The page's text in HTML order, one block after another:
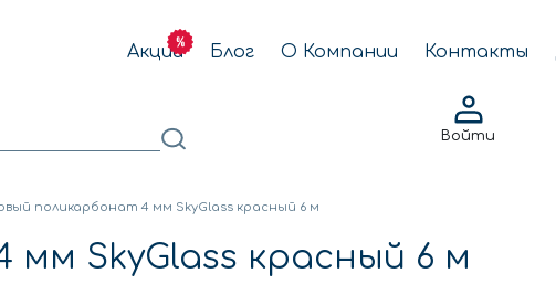
Акции Блог О Компании Контакты
Войти
поликарбонат 4 мм SkyGlass красный 6 м
SkyGlass красный 6 м